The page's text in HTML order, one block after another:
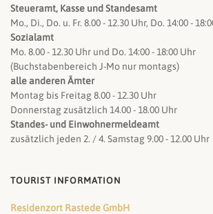
Steueramt, Kasse und Standesamt
Mo., Di., Do. u. Fr. 8.00 - 12.30 Uhr, Do. 14:00 -
Sozialamt
Mo. 8.00 - 12.30 Uhr und Do. 14:00 - 18:00 Uhr
(Buchstabenbereich J-Mo nur montags)
alle anderen Ämter
Montag bis Freitag 8.00 - 12.30 Uhr
Donnerstag zusätzlich 14.00 - 18.00 Uhr
Standes- und Einwohnermeldeamt
zusätzlich jeden 2. / 4. Samstag 9.00 - 12.00 Uhr
TOURIST INFORMATION
Residenzort Rastede GmbH